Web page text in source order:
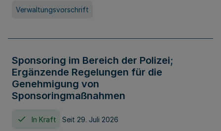
Verwaltungsvorschrift
Sponsoring im Bereich der Polizei;
Ergänzende Regelungen für die
Genehmigung von
Sponsoringmaßnahmen
In Kraft Seit 29. Juli 2026